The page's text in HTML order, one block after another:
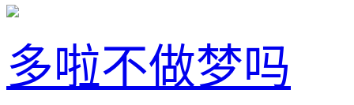
多啦不做梦吗